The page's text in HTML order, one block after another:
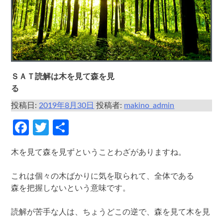
ＳＡＴ読解は木を見て森を見
る
投稿日:2019年8月30日 投稿者: makino_admin
Facebook
Twitter
木を見て森を見ずということわざがありますね。
これは個々の木ばかりに気を取られて、全体である
森を把握しないという意味です。
読解が苦手な人は、ちょうどこの逆で、森を見て木を見